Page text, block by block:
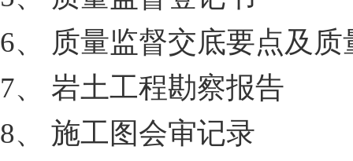
6、 质量监督交底要点及
7、 岩土工程勘察报告
8、 施工图会审记录